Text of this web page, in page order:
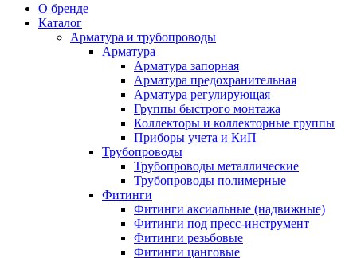
О бренде
Каталог
Арматура и трубопроводы
Арматура
Арматура запорная
Арматура предохранительная
Арматура регулирующая
Группы быстрого монтажа
Коллекторы и коллекторные группы
Приборы учета и КиП
Трубопроводы
Трубопроводы металлические
Трубопроводы полимерные
Фитинги
Фитинги аксиальные (надвижные)
Фитинги под пресс-инструмент
Фитинги резьбовые
Фитинги цанговые